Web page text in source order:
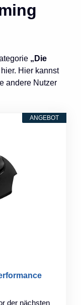
„Die
Hier kannst
andere Nutzer
ANGEBOT
der nächsten